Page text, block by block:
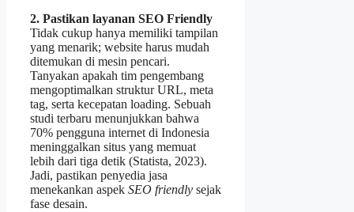
2. Pastikan layanan SEO Friendly
Tidak cukup hanya memiliki tampilan
yang menarik; website harus mudah
ditemukan di mesin pencari.
Tanyakan apakah tim pengembang
mengoptimalkan struktur URL, meta
tag, serta kecepatan loading. Sebuah
studi terbaru menunjukkan bahwa
70% pengguna internet di Indonesia
meninggalkan situs yang memuat
lebih dari tiga detik (Statista, 2023).
Jadi, pastikan penyedia jasa
menekankan aspek SEO friendly sejak
fase desain.